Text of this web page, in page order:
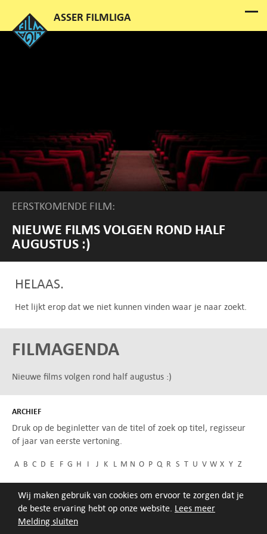
Melding sluiten
Wij maken gebruik van cookies om ervoor te zorgen dat je
de beste ervaring hebt op onze website. Lees meer
EERSTKOMENDE FILM:
NIEUWE FILMS VOLGEN ROND HALF
AUGUSTUS :)
HELAAS.
Het lijkt erop dat we niet kunnen vinden waar je naar zoekt.
FILMAGENDA
Nieuwe films volgen rond half augustus :)
ARCHIEF
Druk op de beginletter van de titel of zoek op titel, regisseur
of jaar van eerste vertoning.
A B C D E F G H I J K L M N O P Q R S T U V W X Y Z